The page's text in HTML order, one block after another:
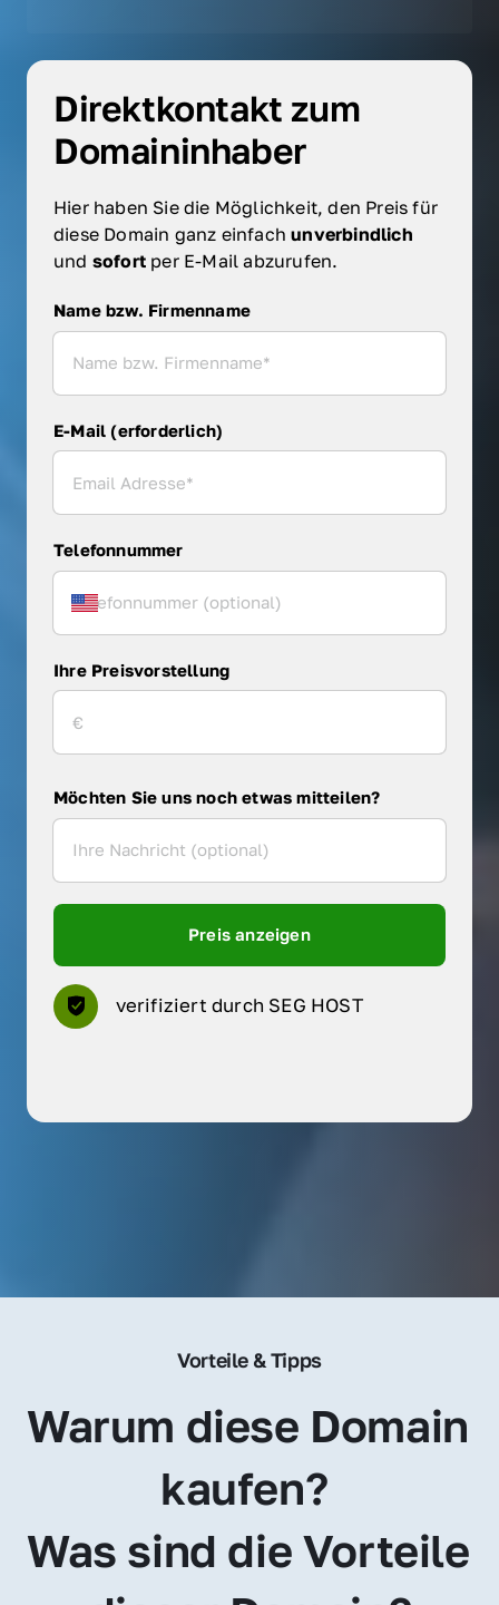
Direktkontakt zum
Domaininhaber
Hier haben Sie die Möglichkeit, den Preis für
diese Domain ganz einfach
und sofort per E-Mail abzurufen.
Name bzw. Firmenname
Name bzw. Firmenname
E-Mail (erforderlich)
Telefonnummer
Ihre Preisvorstellung
Möchten Sie uns noch etwas mitteilen?
Preis anzeigen
verifiziert durch SEG HOST
Vorteile & Tipps
Warum diese Domain
kaufen?
Was sind die Vorteile